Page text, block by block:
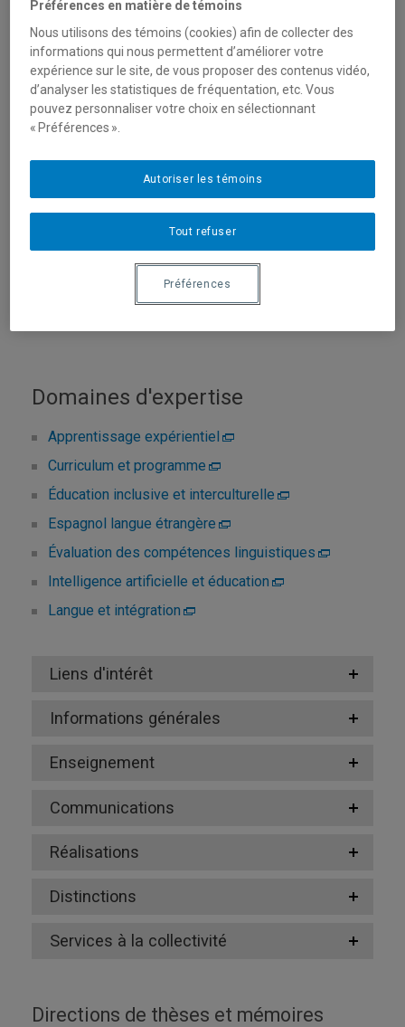
Unité:École de langues
payeras.jessica@uqam.ca
: Français, Anglais, Espagnol
Domaines d'expertise
Apprentissage expérientiel
Curriculum et programme
Éducation inclusive et interculturelle
Espagnol langue étrangère
Évaluation des compétences linguistiques
Intelligence artificielle et éducation
Langue et intégration
Liens d'intérêt
Informations générales
Enseignement
Communications
Réalisations
Distinctions
Services à la collectivité
Directions de thèses et mémoires
Préférences en matière de témoins
Nous utilisons des témoins (cookies) afin de collecter des
informations qui nous permettent d’améliorer votre
expérience sur le site, de vous proposer des contenus vidéo,
d’analyser les statistiques de fréquentation, etc. Vous
pouvez personnaliser votre choix en sélectionnant
« Préférences ».
Tout refuser
Autoriser les témoins
Préférences